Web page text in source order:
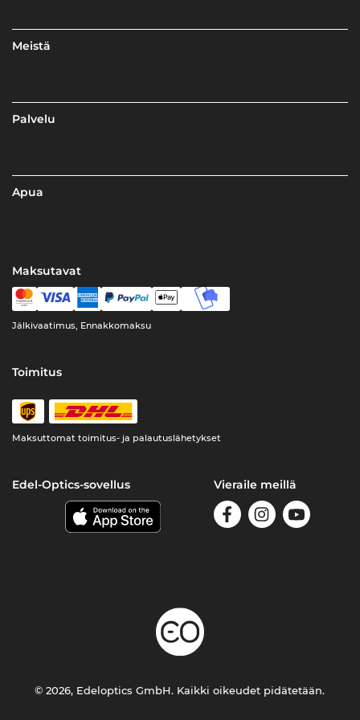
Meistä
Palvelu
Apua
Maksutavat
Jälkivaatimus, Ennakkomaksu
Toimitus
Maksuttomat toimitus- ja palautuslähetykset
Edel-Optics-sovellus Vieraile meillä
© 2026, Edeloptics GmbH. Kaikki oikeudet pidätetään.